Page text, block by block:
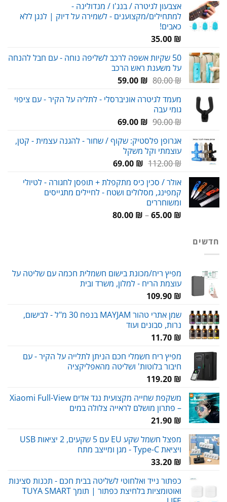
היה:
155.00 ₪.
הוא:
119.00 ₪.
אצבעון לגיטרה / בנג'ו / מנדולינה -
למתחילים/מקצוענים - לשמירה על דיוק | לנגן ללא
כאבים!
35.00 ₪
50 שקיות אשפה לרכב לשליפה נוחה - עם חבל להנחה
על משענת ראש הרכב
80.00₪
המחיר
היה:
59.00 ₪
המחיר
הוא:
מעמד לגיטרה אוניברסלי - לתליה על הקיר - עם ציפוי
גומי עבה
90.00₪
המחיר
היה:
90.00 ₪.
69.00 ₪
המחיר
הוא:
אגרופן פלסטיק: שקוף / שחור - להגנה עצמית - קטן,
עוצמתי וקל משקל
112.00₪
המחיר
היה:
112.00 ₪.
69.00 ₪
המחיר
הוא:
69.00 ₪.
אולר / סכין כיס מתקפלת + תופסן לחגורה - לטיולי
קמפינג, מסלולים ושטח - לחיילים מתגייסים
ומשוחררים
65.00 ₪
–
80.00 ₪
טווח
חדשים
מפיץ ריח/מכונת בישום חשמלית חכמה עם שליטה על
עוצמת הריח - למלון, משרד ובית
109.90 ₪
שמן אתרי טהור MAYJAM בנפח 30 מ"ל - לבישום,
נרות, סבונים ועוד
11.70 ₪
מפיץ ריח חשמלי חכם הניתן לתלייה על הקיר - עם
חיבור בלוטות' ושליטה מהאפליקציה
119.20 ₪
משקפת שחייה מקצועית נגד אדים Xiaomi Full-View
– פתרון מושלם לראייה צלולה במים
21.90 ₪
מפצל חשמל שקע EU עם 5 שקעים, 2 יציאות USB
ויציאת Type-C - מגן ומייצב מתח
33.20 ₪
כפתור נייד ואלחוטי לשליטה בבית חכם - תכנות סצינות
ואוטומציות בלחיצת כפתור | תומך TUYA SMART